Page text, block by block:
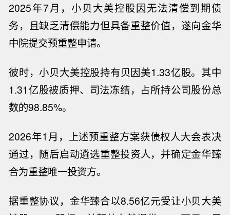
2025年7月，小贝大美控股因无法清偿到期债
务，且缺乏清偿能力但具备重整价值，遂向金华
中院提交预重整申请。
彼时，小贝大美控股持有贝因美1.33亿股。其中
1.31亿股被质押、司法冻结，占所持公司股份总
数的98.85%。
2026年1 月，上述预重整方案获债权人大会表决
通过，随后启动遴选重整投资人，并确定金华臻
合为重整唯一投资方。
据重整协议，金华臻合以8.56亿元受让小贝大美